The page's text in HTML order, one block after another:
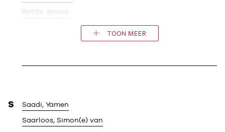
Rattle, Simon
TOON MEER
S Saadi, Yamen
Saarloos, Simon(e) van